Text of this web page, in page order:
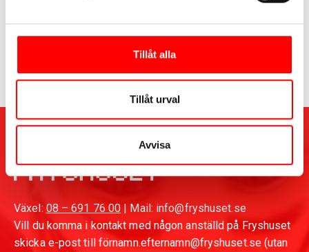
Tillåt alla
Tillåt urval
Avvisa
karl.bjurman@fryshuset.se
Växel: 08 – 691 76 00 | Mail: info@fryshuset.se
Vill du komma i kontakt med någon anställd på Fryshuset
skicka e-post till förnamn.efternamn@fryshuset.se (utan